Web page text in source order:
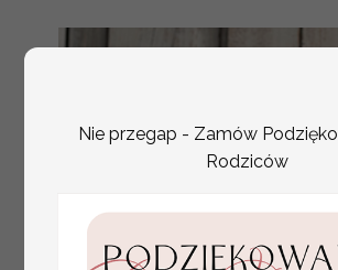
Nie przegap - Zamów
Rodziców